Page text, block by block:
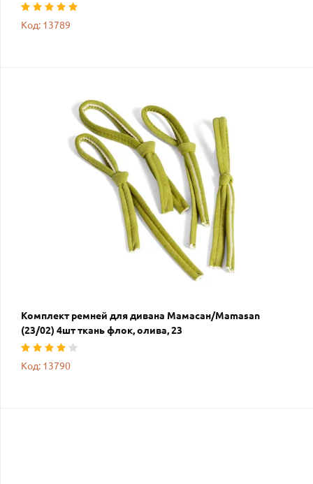
Код: 13789
Комплект ремней для дивана Мамасан/Mamasan
(23/02) 4шт ткань флок, олива, 23
Код: 13790